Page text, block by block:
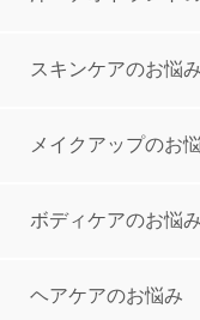
スキンケアのお悩み
メイクアップのお
ボディケアのお悩み
ヘアケアのお悩み